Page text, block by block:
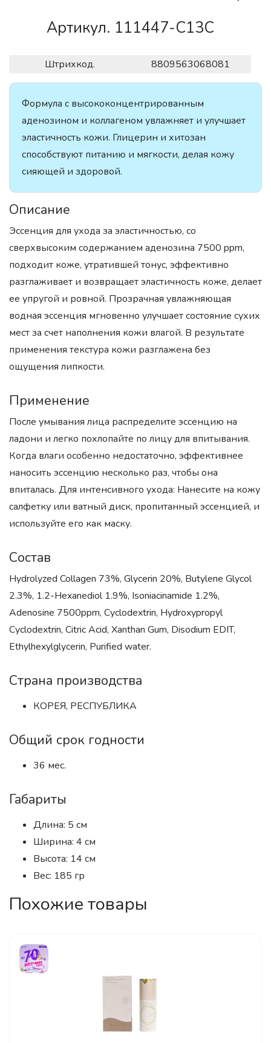
Артикул. 111447-C13C
Штрихкод. 8809563068081
Формула с высококонцентрированным
аденозином и коллагеном увлажняет и улучшает
эластичность кожи. Глицерин и хитозан
способствуют питанию и мягкости, делая кожу
сияющей и здоровой.
Описание
Эссенция для ухода за эластичностью, со
сверхвысоким содержанием аденозина 7500 ppm,
подходит коже, утратившей тонус, эффективно
разглаживает и возвращает эластичность коже, делает
ее упругой и ровной. Прозрачная увлажняющая
водная эссенция мгновенно улучшает состояние сухих
мест за счет наполнения кожи влагой. В результате
применения текстура кожи разглажена без
ощущения липкости.
Применение
После умывания лица распределите эссенцию на
ладони и легко похлопайте по лицу для впитывания.
Когда влаги особенно недостаточно, эффективнее
наносить эссенцию несколько раз, чтобы она
впиталась. Для интенсивного ухода: Нанесите на кожу
салфетку или ватный диск, пропитанный эссенцией, и
используйте его как маску.
Состав
Hydrolyzed Collagen 73%, Glycerin 20%, Butylene Glycol
2.3%, 1.2-Hexanediol 1.9%, Isoniacinamide 1.2%,
Adenosine 7500ppm, Cyclodextrin, Hydroxypropyl
Cyclodextrin, Citric Acid, Xanthan Gum, Disodium EDIT,
Ethylhexylglycerin, Purified water.
Страна производства
КОРЕЯ, РЕСПУБЛИКА
Общий срок годности
36 мес.
Габариты
Длина: 5 см
Ширина: 4 см
Высота: 14 см
Вес: 185 гр
Похожие товары